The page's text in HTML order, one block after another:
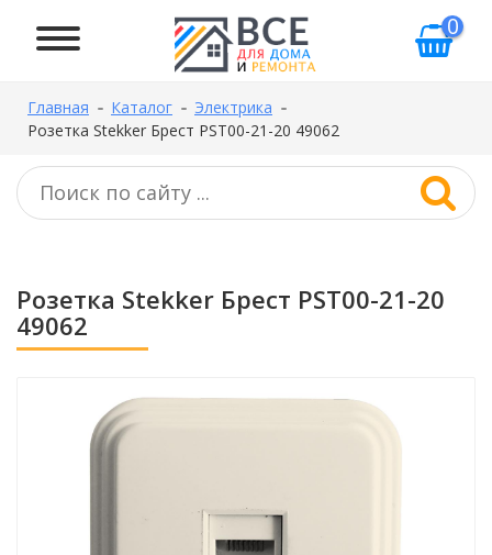
0
Главная Каталог
Электрика
Розетка Stekker Брест PST00-21-20 49062
Розетка Stekker Брест PST00-21-20
49062